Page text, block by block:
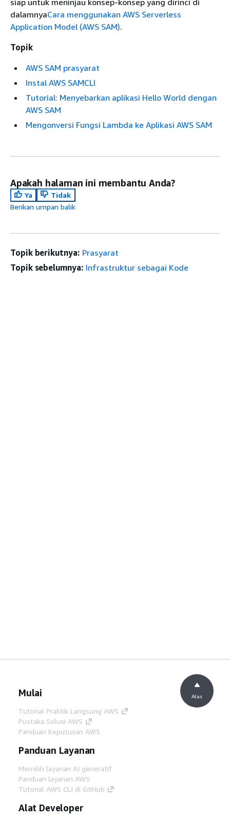
siap untuk meninjau konsep-konsep yang dirinci di
dalamnyaCara menggunakan AWS Serverless
Application Model (AWS SAM).
Topik
AWS SAM prasyarat
Instal AWS SAMCLI
Tutorial: Menyebarkan aplikasi Hello World dengan
AWS SAM
Mengonversi Fungsi Lambda ke Aplikasi AWS SAM
Apakah halaman ini membantu Anda?
Ya
Tidak
Berikan umpan balik
Topik berikutnya: Prasyarat
Topik sebelumnya: Infrastruktur sebagai Kode
Mulai
Tutorial Praktik Langsung AWS
Pustaka Solusi AWS
Panduan Keputusan AWS
Panduan Layanan
Memilih layanan AI generatif
Panduan layanan AWS
Tutorial AWS CLI di GitHub
Alat Developer
Atas